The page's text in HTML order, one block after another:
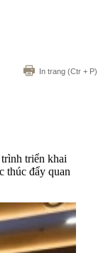
In trang (Ctr + P)
triển khai
thúc đẩy quan